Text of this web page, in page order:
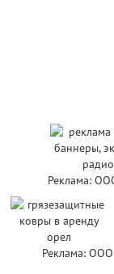
Реклама:
Реклама: ООО